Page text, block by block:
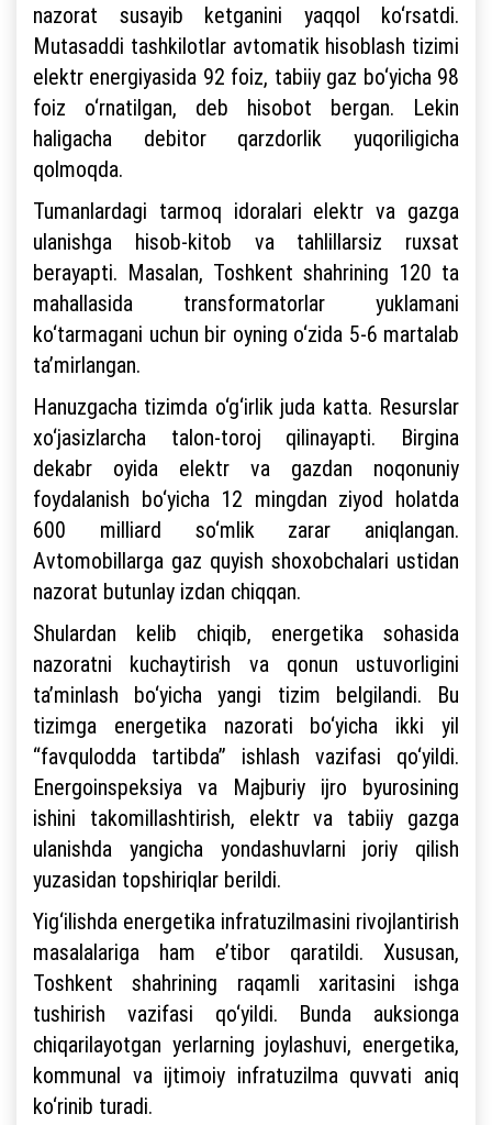
nazorat susayib ketganini yaqqol ko‘rsatdi.
Mutasaddi tashkilotlar avtomatik hisoblash tizimi
elektr energiyasida 92 foiz, tabiiy gaz bo‘yicha 98
foiz o‘rnatilgan, deb hisobot bergan. Lekin
haligacha debitor qarzdorlik yuqoriligicha
qolmoqda.
Tumanlardagi tarmoq idoralari elektr va gazga
ulanishga hisob-kitob va tahlillarsiz ruxsat
berayapti. Masalan, Toshkent shahrining 120 ta
mahallasida transformatorlar yuklamani
ko‘tarmagani uchun bir oyning o‘zida 5-6 martalab
ta’mirlangan.
Hanuzgacha tizimda o‘g‘irlik juda katta. Resurslar
xo‘jasizlarcha talon-toroj qilinayapti. Birgina
dekabr oyida elektr va gazdan noqonuniy
foydalanish bo‘yicha 12 mingdan ziyod holatda
600 milliard so‘mlik zarar aniqlangan.
Avtomobillarga gaz quyish shoxobchalari ustidan
nazorat butunlay izdan chiqqan.
Shulardan kelib chiqib, energetika sohasida
nazoratni kuchaytirish va qonun ustuvorligini
ta’minlash bo‘yicha yangi tizim belgilandi. Bu
tizimga energetika nazorati bo‘yicha ikki yil
“favqulodda tartibda” ishlash vazifasi qo‘yildi.
Energoinspeksiya va Majburiy ijro byurosining
ishini takomillashtirish, elektr va tabiiy gazga
ulanishda yangicha yondashuvlarni joriy qilish
yuzasidan topshiriqlar berildi.
Yig‘ilishda energetika infratuzilmasini rivojlantirish
masalalariga ham e’tibor qaratildi. Xususan,
Toshkent shahrining raqamli xaritasini ishga
tushirish vazifasi qo‘yildi. Bunda auksionga
chiqarilayotgan yerlarning joylashuvi, energetika,
kommunal va ijtimoiy infratuzilma quvvati aniq
ko‘rinib turadi.